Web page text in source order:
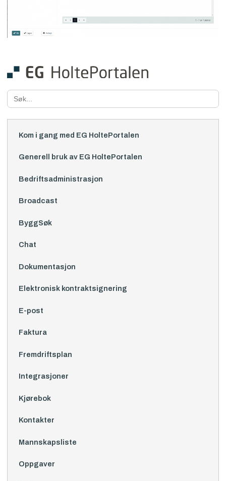
Search
for:
Kom i gang med EG HoltePortalen
Generell bruk av EG HoltePortalen
Bedriftsadministrasjon
Broadcast
ByggSøk
Chat
Dokumentasjon
Elektronisk kontraktsignering
E-post
Faktura
Fremdriftsplan
Integrasjoner
Kjørebok
Kontakter
Mannskapsliste
Oppgaver